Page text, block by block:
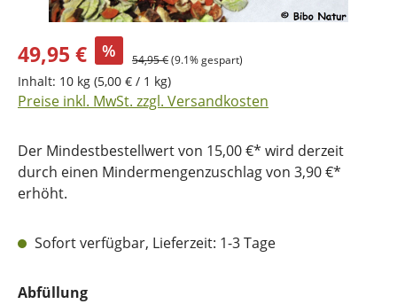
49,95 € % 54,95 €(9.1% gespart)
Inhalt: 10 kg (5,00 € / 1 kg)
Preise inkl. MwSt. zzgl. Versandkosten
Der Mindestbestellwert von 15,00 €* wird derzeit
durch einen Mindermengenzuschlag von 3,90 €*
erhöht.
Sofort verfügbar, Lieferzeit: 1-3 Tage
Abfüllungauswählen